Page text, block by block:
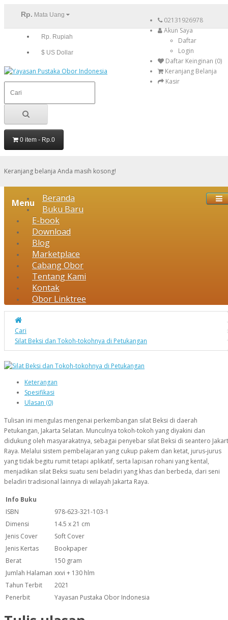
Rp. Mata Uang
Rp. Rupiah
$ US Dollar
02131926978
Akun Saya
Daftar
Login
Daftar Keinginan (0)
Keranjang Belanja
Kasir
0 item - Rp.0
Keranjang belanja Anda masih kosong!
Menu
Beranda
Buku Baru
E-book
Download
Blog
Marketplace
Cabang Obor
Tentang Kami
Kontak
Obor Linktree
Cari
Silat Beksi dan Tokoh-tokohnya di Petukangan
Keterangan
Spesifikasi
Ulasan (0)
Tulisan ini mengulas mengenai perkembangan silat Beksi di daerah
Petukangan, Jakarta Selatan. Munculnya tokoh-tokoh yang diyakini dan
didukung oleh masyarakatnya, sebagai penyebar silat Beksi di seantero
Raya. Melalui sistem pembelajaran yang cukup pakem dan ketat, jurus-jurus
yang tidak begitu rumit tetapi aplikatif, serta lapisan rohani yang kental,
menjadikan silat Beksi suatu seni beladiri yang khas dan berbeda, dari seni
beladiri tradisional lainnya di wilayah Jakarta Raya.
Info Buku
ISBN
978-623-321-103-1
Dimensi
14.5 x 21 cm
Jenis Cover
Soft Cover
Jenis Kertas
Bookpaper
Berat
150 gram
Jumlah Halaman xxvi + 130 hlm
Tahun Terbit
2021
Penerbit
Yayasan Pustaka Obor Indonesia